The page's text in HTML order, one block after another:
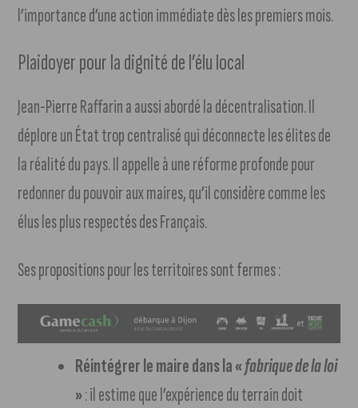
l’importance d’une action immédiate dès les premiers mois.
Plaidoyer pour la dignité de l’élu local
Jean-Pierre Raffarin a aussi abordé la décentralisation. Il
déplore un État trop centralisé qui déconnecte les élites de
la réalité du pays. Il appelle à une réforme profonde pour
redonner du pouvoir aux maires, qu’il considère comme les
élus les plus respectés des Français.
Ses propositions pour les territoires sont fermes :
Réintégrer le maire dans la «fabrique de la loi
»: il estime que l’expérience du terrain doit